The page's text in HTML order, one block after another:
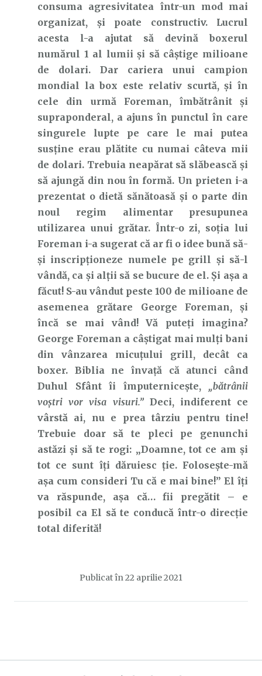
consuma agresivitatea într-un mod mai
organizat, și poate constructiv. Lucrul
acesta l-a ajutat să devină boxerul
numărul 1 al lumii și să câștige milioane
de dolari. Dar cariera unui campion
mondial la box este relativ scurtă, și în
cele din urmă Foreman, îmbătrânit și
supraponderal, a ajuns în punctul în care
singurele lupte pe care le mai putea
susține erau plătite cu numai câteva mii
de dolari. Trebuia neapărat să slăbească și
să ajungă din nou în formă. Un prieten i-a
prezentat o dietă sănătoasă și o parte din
noul regim alimentar presupunea
utilizarea unui grătar. Într-o zi, soția lui
Foreman i-a sugerat că ar fi o idee bună să-
și inscripționeze numele pe grill și să-l
vândă, ca și alții să se bucure de el. Și așa a
făcut! S-au vândut peste 100 de milioane de
asemenea grătare George Foreman, și
încă se mai vând! Vă puteți imagina?
George Foreman a câștigat mai mulți bani
din vânzarea micuțului grill, decât ca
boxer. Biblia ne învață că atunci când
Duhul Sfânt îi împuternicește, „bătrânii
voştri vor visa visuri.”Deci, indiferent ce
vârstă ai, nu e prea târziu pentru tine!
Trebuie doar să te pleci pe genunchi
astăzi și să te rogi: „Doamne, tot ce am și
tot ce sunt îți dăruiesc ție. Folosește-mă
așa cum consideri Tu că e mai bine!” El îți
va răspunde, așa că… fii pregătit – e
posibil ca El să te conducă într-o direcție
total diferită!
Publicat în 22 aprilie 2021